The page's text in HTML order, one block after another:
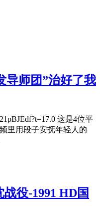
导师团”治好了我
这是4位平
里用段子安抚年轻人的
役-1991 HD国